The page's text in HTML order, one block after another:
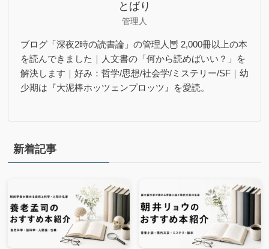
とばり
管理人
ブログ「深夜2時の読書論」の管理人🦉 2,000冊以上の本
を読んできました｜人文書の「何から読めばいい？」を
解決します｜好み：哲学/思想/社会学/ミステリー/SF｜幼
少期は『大泥棒ホッツェンプロッツ』を愛読。
新着記事